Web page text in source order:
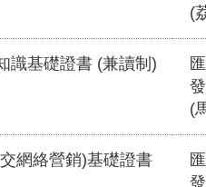
(
識基礎證書 (兼讀制)
(
網絡營銷)基礎證書